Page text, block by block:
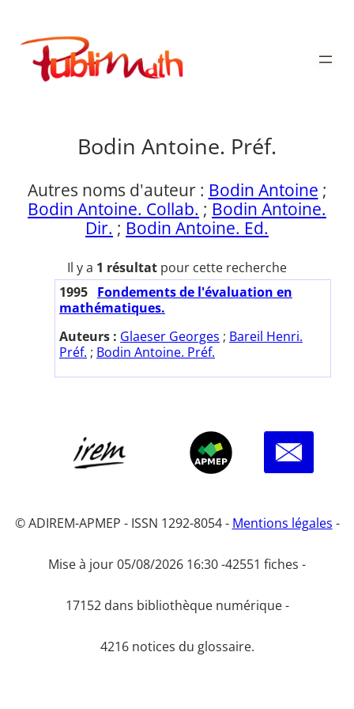
contenu
Publimath
Bodin Antoine. Préf.
Autres noms d'auteur : Bodin Antoine ;
Bodin Antoine. Collab. ; Bodin Antoine.
Dir. ; Bodin Antoine. Ed.
Il y a 1 résultat pour cette recherche
1995 Fondements de l'évaluation en
mathématiques.
Auteurs : Glaeser Georges ; Bareil Henri.
Préf. ; Bodin Antoine. Préf.
© ADIREM-APMEP - ISSN 1292-8054 - Mentions légales -
Mise à jour 05/08/2026 16:30 -42551 fiches -
17152 dans bibliothèque numérique -
4216 notices du glossaire.